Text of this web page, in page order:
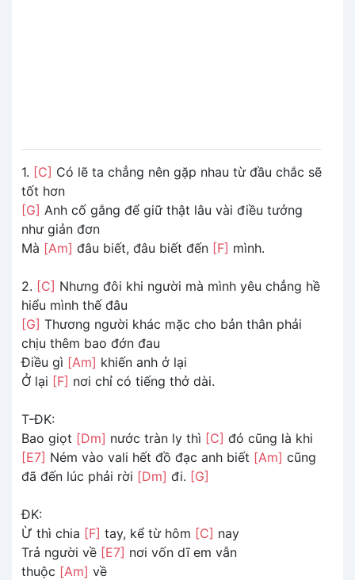
1. [C] Có lẽ ta chẳng nên gặp nhau từ đầu chắc sẽ
tốt hơn
[G] Anh cố gắng để giữ thật lâu vài điều tưởng
như giản đơn
Mà [Am] đâu biết, đâu biết đến [F] mình.
2. [C] Nhưng đôi khi người mà mình yêu chẳng hề
hiểu mình thế đâu
[G] Thương người khác mặc cho bản thân phải
chịu thêm bao đớn đau
Điều gì [Am] khiến anh ở lại
Ở lại [F] nơi chỉ có tiếng thở dài.
T-ĐK:
Bao giọt [Dm] nước tràn ly thì [C] đó cũng là khi
[E7] Ném vào vali hết đồ đạc anh biết [Am] cũng
đã đến lúc phải rời [Dm] đi. [G]
ĐK:
Ừ thì chia [F] tay, kể từ hôm [C] nay
Trả người về [E7] nơi vốn dĩ em vẫn
thuộc [Am] về